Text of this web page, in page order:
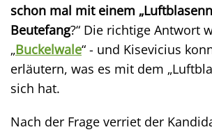
schon mal mit einem
Beutefang?“ Die richtige Antwort
„Buckelwale“ - und Kisevicius
erläutern, was es mit dem
sich hat.
Nach der Frage verriet der